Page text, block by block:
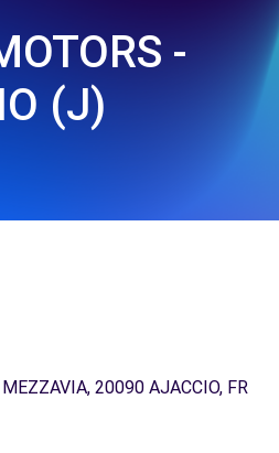
-
(J)
20090 AJACCIO, FR